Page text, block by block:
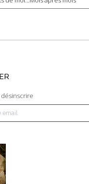
désinscrire